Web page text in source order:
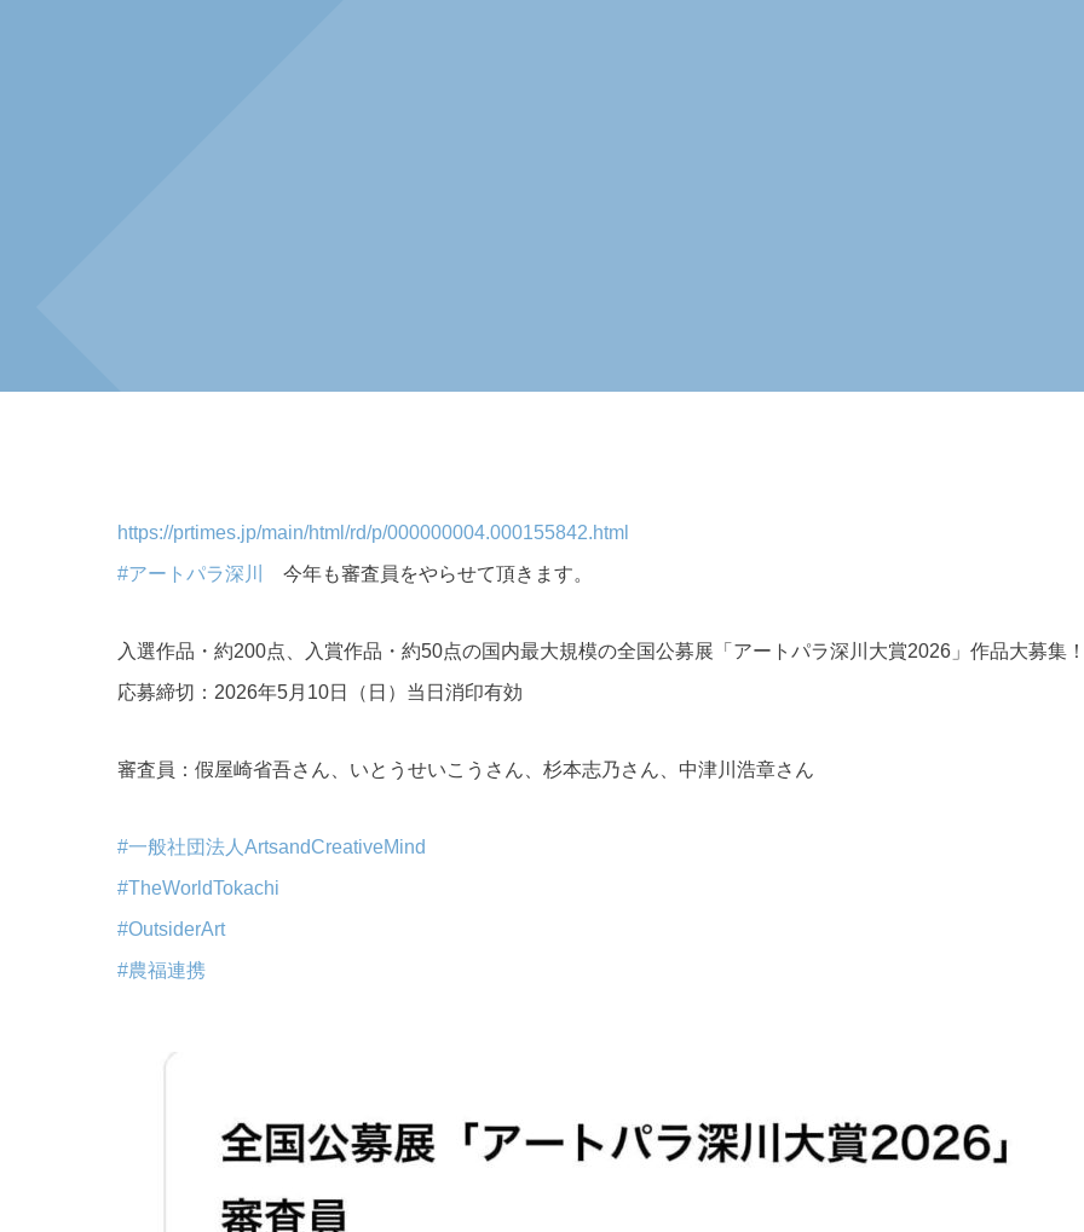
https://prtimes.jp/main/html/rd/p/000000004.000155842.html
#アートパラ深川
今年も審査員をやらせて頂きます。
入選作品・約200点、入賞作品・約50点の国内最大規模の全国公募展「アートパラ深川大賞2026」作品大募集
応募締切：2026年5月10日（日）当日消印有効
審査員：假屋崎省吾さん、いとうせいこうさん、杉本志乃さん、中津川浩章さん
#一般社団法人ArtsandCreativeMind
#TheWorldTokachi
#OutsiderArt
#農福連携